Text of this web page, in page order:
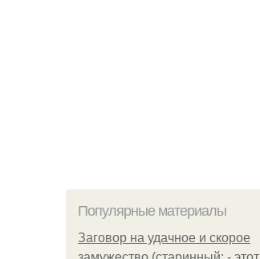
Популярные материалы
Заговор на удачное и скорое